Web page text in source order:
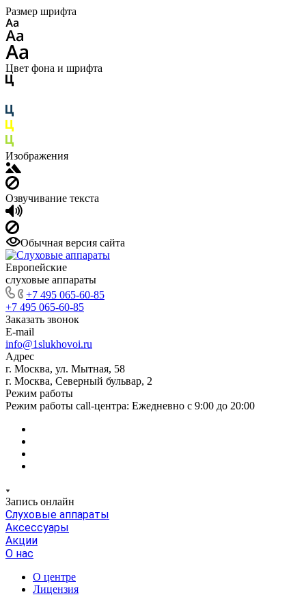
Размер шрифта
Цвет фона и шрифта
Изображения
Озвучивание текста
Обычная версия сайта
Европейские
слуховые аппараты
+7 495 065-60-85
+7 495 065-60-85
Заказать звонок
E-mail
info@1slukhovoi.ru
Адрес
г. Москва, ул. Мытная, 58
г. Москва, Северный бульвар, 2
Режим работы
Режим работы call-центра: Ежедневно с 9:00 до 20:00
Запись онлайн
Слуховые аппараты
Аксессуары
Акции
О нас
О центре
Лицензия